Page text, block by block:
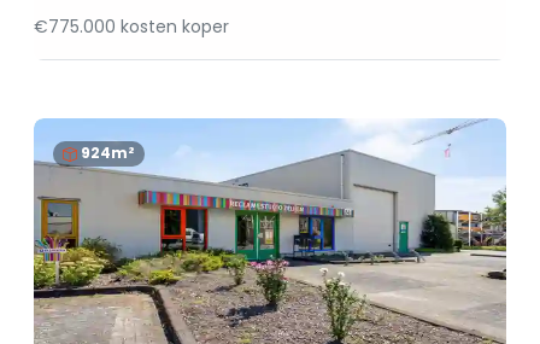
€775.000 kosten koper
924m²